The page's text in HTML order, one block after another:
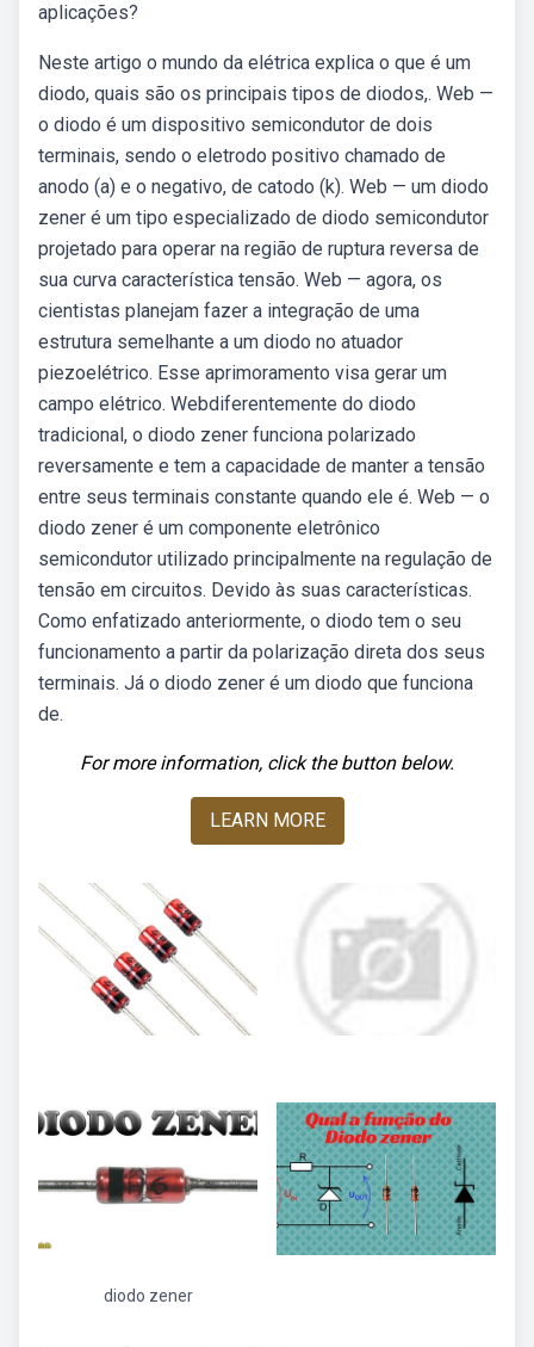
aplicações?
Neste artigo o mundo da elétrica explica o que é um
diodo, quais são os principais tipos de diodos,. Web —
o diodo é um dispositivo semicondutor de dois
terminais, sendo o eletrodo positivo chamado de
anodo (a) e o negativo, de catodo (k). Web — um diodo
zener é um tipo especializado de diodo semicondutor
projetado para operar na região de ruptura reversa de
sua curva característica tensão. Web — agora, os
cientistas planejam fazer a integração de uma
estrutura semelhante a um diodo no atuador
piezoelétrico. Esse aprimoramento visa gerar um
campo elétrico. Webdiferentemente do diodo
tradicional, o diodo zener funciona polarizado
reversamente e tem a capacidade de manter a tensão
entre seus terminais constante quando ele é. Web — o
diodo zener é um componente eletrônico
semicondutor utilizado principalmente na regulação de
tensão em circuitos. Devido às suas características.
Como enfatizado anteriormente, o diodo tem o seu
funcionamento a partir da polarização direta dos seus
terminais. Já o diodo zener é um diodo que funciona
de.
For more information, click the button below.
LEARN MORE
diodo zener